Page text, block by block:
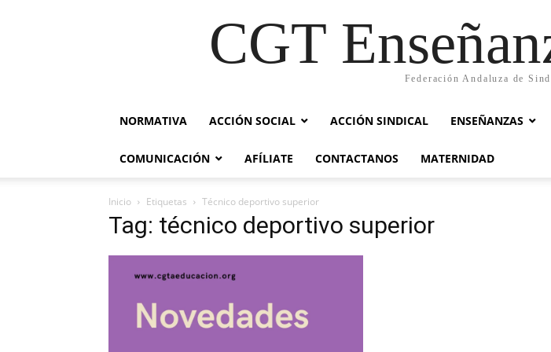
CGT
Federación Andaluza de
NORMATIVA ACCIÓN SOCIAL ACCIÓN SINDICAL ENSEÑANZAS
COMUNICACIÓN AFÍLIATE CONTACTANOS MATERNIDAD
Inicio Etiquetas Técnico deportivo superior
Tag: técnico deportivo superior